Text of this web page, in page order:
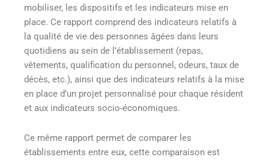
mobiliser, les dispositifs et les indicateurs mise en
place. Ce rapport comprend des indicateurs relatifs à
la qualité de vie des personnes âgées dans leurs
quotidiens au sein de l’établissement (repas,
vêtements, qualification du personnel, odeurs, taux de
décès, etc.), ainsi que des indicateurs relatifs à la mise
en place d’un projet personnalisé pour chaque résident
et aux indicateurs socio-économiques.
Ce même rapport permet de comparer les
établissements entre eux, cette comparaison est